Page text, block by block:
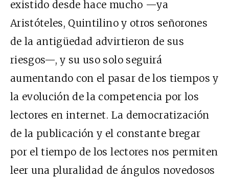
existido desde hace mucho —ya
Aristóteles, Quintilino y otros señorones
de la antigüedad advirtieron de sus
riesgos—, y su uso solo seguirá
aumentando con el pasar de los tiempos y
la evolución de la competencia por los
lectores en internet. La democratización
de la publicación y el constante bregar
por el tiempo de los lectores nos permiten
leer una pluralidad de ángulos novedosos